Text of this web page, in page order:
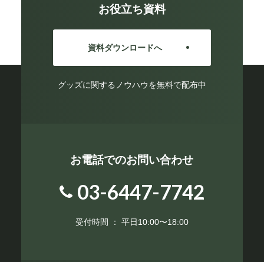
お役立ち資料
資料ダウンロードへ
グッズに関するノウハウを無料で配布中
お電話でのお問い合わせ
03-6447-7742
受付時間 ： 平日10:00〜18:00